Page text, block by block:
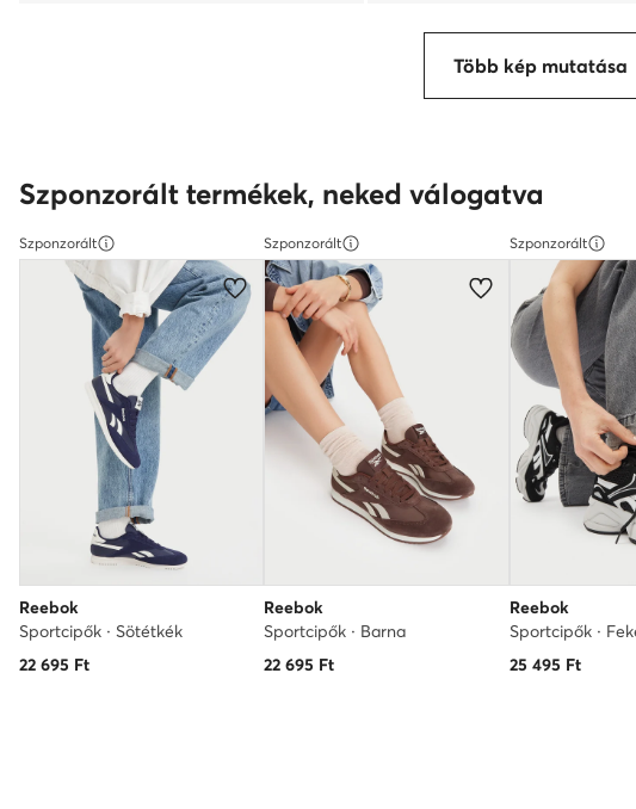
Több kép mutatása
Szponzorált termékek, neked válogatva
Szponzorált
Reebok
Sportcipők · Sötétkék
22 695 Ft
Szponzorált
Reebok
Sportcipők · Barna
22 695 Ft
Szponzorált
Reebok
Sportcipők ·
25 495 Ft